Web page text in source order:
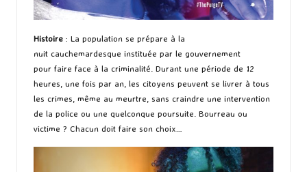
Histoire : La population se prépare à la
nuit cauchemardesque instituée par le gouvernement
pour faire face à la criminalité. Durant une période de 12
heures, une fois par an, les citoyens peuvent se livrer à tous
les crimes, même au meurtre, sans craindre une intervention
de la police ou une quelconque poursuite. Bourreau ou
victime ? Chacun doit faire son choix…